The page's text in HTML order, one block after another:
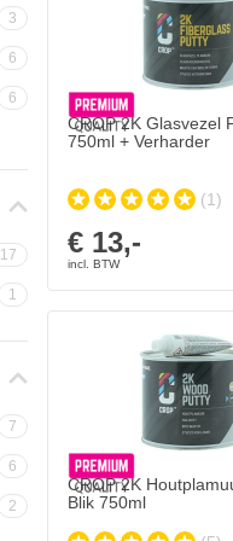
3
6
6
17
1
7
6
2
CROP 2K Glasvezel
750ml + Verharder
(1)
€ 13,-
CROP 2K
Blik 750ml